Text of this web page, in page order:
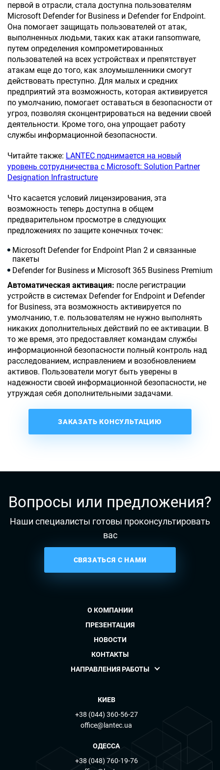
первой в отрасли, стала доступна пользователям
Microsoft Defender for Business и Defender for Endpoint.
Она помогает защищать пользователей от атак,
выполненных людьми, таких как атаки ransomware,
путем определения компрометированных
пользователей на всех устройствах и препятствует
атакам еще до того, как злоумышленники смогут
действовать преступно. Для малых и средних
предприятий эта возможность, которая активируется
по умолчанию, помогает оставаться в безопасности от
угроз, позволяя сконцентрироваться на ведении своей
деятельности. Кроме того, она упрощает работу
службы информационной безопасности.
Читайте также: LANTEC поднимается на новый
уровень сотрудничества с Microsoft: Solution Partner
Designation Infrastructure
Что касается условий лицензирования, эта
возможность теперь доступна в общем
предварительном просмотре в следующих
предложениях по защите конечных точек:
Microsoft Defender for Endpoint Plan 2 и связанные
пакеты
Defender for Business и Microsoft 365 Business Premium
Автоматическая активация: после регистрации
устройств в системах Defender for Endpoint и Defender
for Business, эта возможность активируется по
умолчанию, т.е. пользователям не нужно выполнять
никаких дополнительных действий по ее активации. В
то же время, это предоставляет командам службы
информационной безопасности полный контроль над
расследованием, исправлением и возобновлением
активов. Пользователи могут быть уверены в
надежности своей информационной безопасности, не
утруждая себя дополнительными задачами.
ЗАКАЗАТЬ КОНСУЛЬТАЦИЮ
Вопросы или предложения?
Наши специалисты готовы проконсультировать
вас
СВЯЗАТЬСЯ С НАМИ
НАПРАВЛЕНИЯ РАБОТЫ
О КОМПАНИИ
ПРЕЗЕНТАЦИЯ
НОВОСТИ
КОНТАКТЫ
КИЕВ
+38 (044) 360-56-27
office@lantec.ua
ОДЕССА
+38 (048) 760-19-76